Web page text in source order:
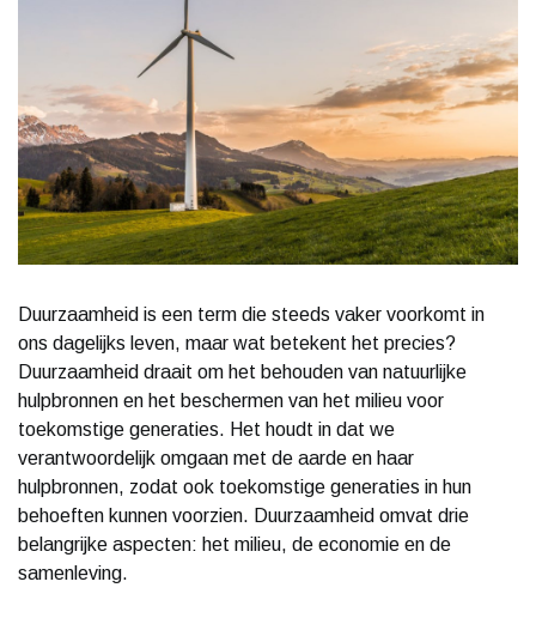
Duurzaamheid is een term die steeds vaker voorkomt in
ons dagelijks leven, maar wat betekent het precies?
Duurzaamheid draait om het behouden van natuurlijke
hulpbronnen en het beschermen van het milieu voor
toekomstige generaties. Het houdt in dat we
verantwoordelijk omgaan met de aarde en haar
hulpbronnen, zodat ook toekomstige generaties in hun
behoeften kunnen voorzien. Duurzaamheid omvat drie
belangrijke aspecten: het milieu, de economie en de
samenleving.